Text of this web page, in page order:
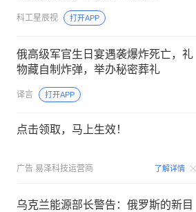
科工星辰视 打开APP
俄高级军官生日宴遇袭爆炸死亡，礼
物藏自制炸弹，举办秘密葬礼
译言 打开APP
点击领取，马上生效！
广告 易泽科技运营商 了解详情
乌克兰能源部长警告：俄罗斯的新目